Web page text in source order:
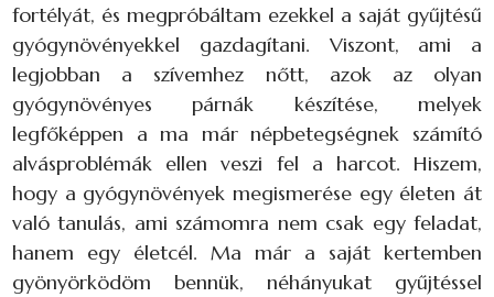
fortélyát, és megpróbáltam ezekkel a saját gyűjtésű
gyógynövényekkel gazdagítani. Viszont, ami a
legjobban a szívemhez nőtt, azok az olyan
gyógynövényes párnák készítése, melyek
legfőképpen a ma már népbetegségnek számító
alvásproblémák ellen veszi fel a harcot. Hiszem,
hogy a gyógynövények megismerése egy életen át
való tanulás, ami számomra nem csak egy feladat,
hanem egy életcél. Ma már a saját kertemben
gyönyörködöm bennük, néhányukat gyűjtéssel